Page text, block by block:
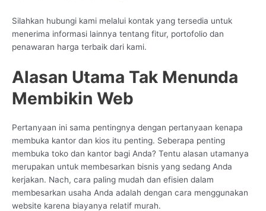
Silahkan hubungi kami melalui kontak yang tersedia untuk
menerima informasi lainnya tentang fitur, portofolio dan
penawaran harga terbaik dari kami.
Alasan Utama Tak Menunda
Membikin Web
Pertanyaan ini sama pentingnya dengan pertanyaan kenapa
membuka kantor dan kios itu penting. Seberapa penting
membuka toko dan kantor bagi Anda? Tentu alasan utamanya
merupakan untuk membesarkan bisnis yang sedang Anda
kerjakan. Nach, cara paling mudah dan efisien dalam
membesarkan usaha Anda adalah dengan cara menggunakan
website karena biayanya relatif murah.